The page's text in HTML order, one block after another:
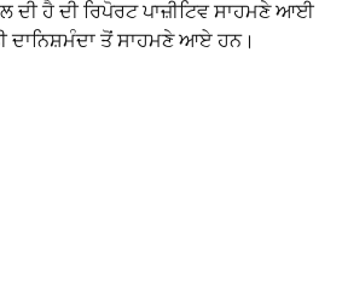
ਦੀ ਹੈ ਦੀ ਰਿਪੋਰਟ ਪਾਜ਼ੀਟਿਵ ਸਾਹਮਣੇ ਆਈ
ਦਾਨਿਸ਼ਮੰਦਾ ਤੋਂ ਸਾਹਮਣੇ ਆਏ ਹਨ।